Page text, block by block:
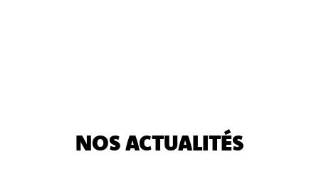
NOS ACTUALITÉS